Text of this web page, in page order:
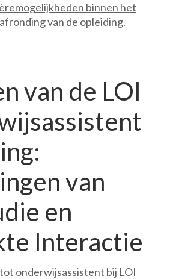
binnen het
van de opleiding.
van de LOI
van
en
Interactie
onderwijsassistent bij LOI